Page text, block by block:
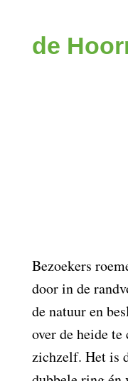
de
Bezoekers
door in de
de natuur en
over de heide
zichzelf. Het is